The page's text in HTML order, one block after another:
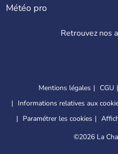
Météo pro
Retrouvez nos
Mentions légales CGU
Informations relatives aux
Paramétrer les cookies
©2026 La